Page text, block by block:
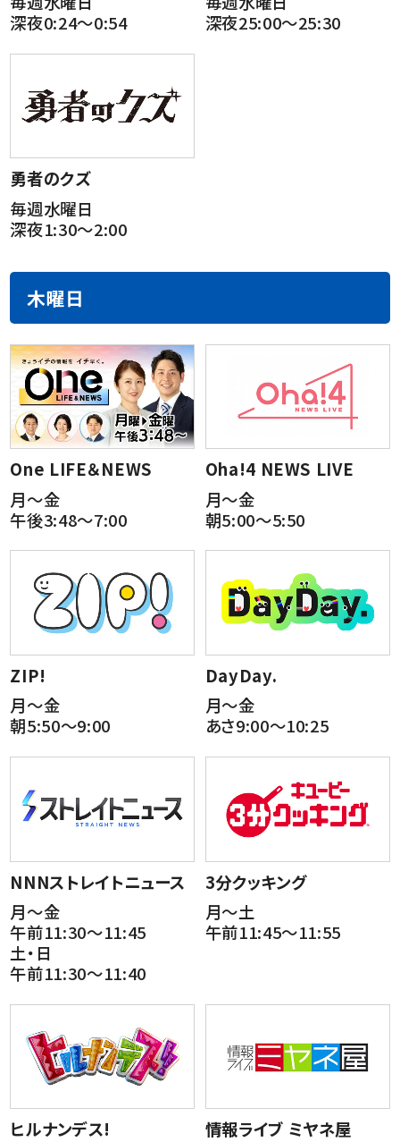
深夜0:24～0:54
深夜25:00～25:30
勇者のクズ
毎週水曜日
深夜1:30～2:00
木曜日
One LIFE＆NEWS
月～金
午後3:48～7:00
Oha!4 NEWS LIVE
月～金
朝5:00～5:50
ZIP!
月～金
朝5:50～9:00
DayDay.
月～金
あさ9:00～10:25
NNNストレイトニュース
月～金
午前11:30～11:45
土・日
午前11:30～11:40
3分クッキング
月～土
午前11:45～11:55
ヒルナンデス!
情報ライブ ミヤネ屋